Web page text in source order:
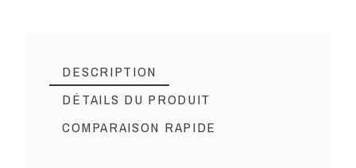
DESCRIPTION
DÉTAILS DU PRODUIT
COMPARAISON RAPIDE